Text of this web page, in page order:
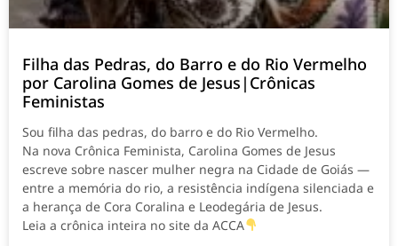
Filha das Pedras, do Barro e do Rio Vermelho
por Carolina Gomes de Jesus|Crônicas
Feministas
Sou filha das pedras, do barro e do Rio Vermelho.
Na nova Crônica Feminista, Carolina Gomes de Jesus
escreve sobre nascer mulher negra na Cidade de Goiás —
entre a memória do rio, a resistência indígena silenciada e
a herança de Cora Coralina e Leodegária de Jesus.
Leia a crônica inteira no site da ACCA